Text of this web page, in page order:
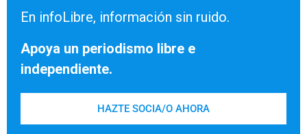
En infoLibre, información sin ruido.
Apoya un periodismo libre e
independiente.
HAZTE SOCIA/O AHORA